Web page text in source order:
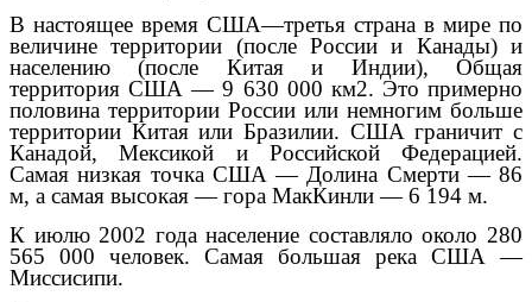
В настоящее время США—третья страна в мире по
величине территории (после России и Канады) и
населению (после Китая и Индии), Общая
территория США — 9 630 000 км2. Это примерно
половина территории России или немногим больше
территории Китая или Бразилии. США граничит с
Канадой, Мексикой и Российской Федерацией.
Самая низкая точка США — Долина Смерти — 86
м, а самая высокая — гора МакКинли — 6 194 м.
К июлю 2002 года население составляло около 280
565 000 человек. Самая большая река США —
Миссисипи.